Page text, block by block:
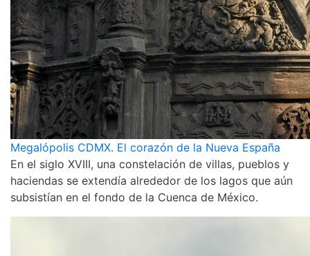
Megalópolis CDMX. El corazón de la Nueva España
En el siglo XVIII, una constelación de villas, pueblos y
haciendas se extendía alrededor de los lagos que aún
subsistían en el fondo de la Cuenca de México.